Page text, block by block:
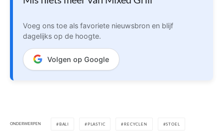
Voeg ons toe als favoriete nieuwsbron en blijf
dagelijks op de hoogte.
Volgen op Google
ONDERWERPEN BALI PLASTIC RECYCLEN STOEL